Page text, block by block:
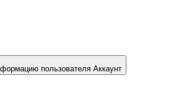
пользователя Аккаунт